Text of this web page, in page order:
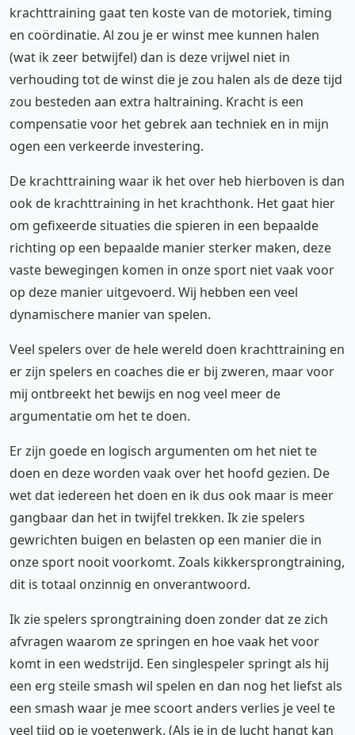
krachttraining gaat ten koste van de motoriek, timing
en coördinatie. Al zou je er winst mee kunnen halen
(wat ik zeer betwijfel) dan is deze vrijwel niet in
verhouding tot de winst die je zou halen als de deze tijd
zou besteden aan extra haltraining. Kracht is een
compensatie voor het gebrek aan techniek en in mijn
ogen een verkeerde investering.
De krachttraining waar ik het over heb hierboven is dan
ook de krachttraining in het krachthonk. Het gaat hier
om gefixeerde situaties die spieren in een bepaalde
richting op een bepaalde manier sterker maken, deze
vaste bewegingen komen in onze sport niet vaak voor
op deze manier uitgevoerd. Wij hebben een veel
dynamischere manier van spelen.
Veel spelers over de hele wereld doen krachttraining en
er zijn spelers en coaches die er bij zweren, maar voor
mij ontbreekt het bewijs en nog veel meer de
argumentatie om het te doen.
Er zijn goede en logisch argumenten om het niet te
doen en deze worden vaak over het hoofd gezien. De
wet dat iedereen het doen en ik dus ook maar is meer
gangbaar dan het in twijfel trekken. Ik zie spelers
gewrichten buigen en belasten op een manier die in
onze sport nooit voorkomt. Zoals kikkersprongtraining,
dit is totaal onzinnig en onverantwoord.
Ik zie spelers sprongtraining doen zonder dat ze zich
afvragen waarom ze springen en hoe vaak het voor
komt in een wedstrijd. Een singlespeler springt als hij
een erg steile smash wil spelen en dan nog het liefst als
een smash waar je mee scoort anders verlies je veel te
veel tijd op je voetenwerk. (Als je in de lucht hangt kan